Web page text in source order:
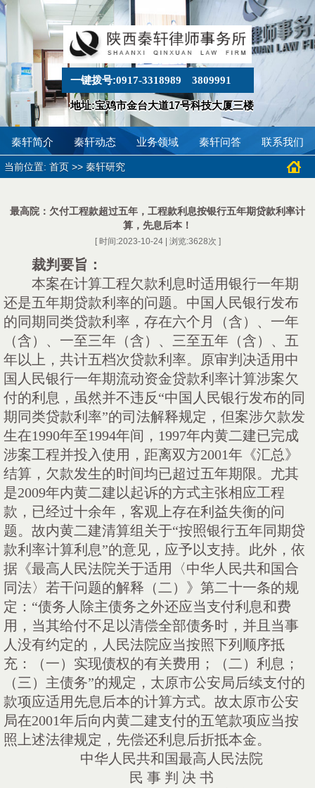
一键拨号:0917-3318989 3809991
地址:宝鸡市金台大道17号科技大厦三楼
秦轩简介 秦轩动态 业务领域 秦轩问答 联系我们
当前位置: 首页 >> 秦轩研究
最高院：欠付工程款超过五年，工程款利息按银行五年期贷款利率计
算，先息后本！
[ 时间:2023-10-24 | 浏览:3628次 ]
裁判要旨：
本案在计算工程欠款利息时适用银行一年期
还是五年期贷款利率的问题。中国人民银行发布
的同期同类贷款利率，存在六个月（含）、一年
（含）、一至三年（含）、三至五年（含）、五
年以上，共计五档次贷款利率。原审判决适用中
国人民银行一年期流动资金贷款利率计算涉案欠
付的利息，虽然并不违反“中国人民银行发布的同
期同类贷款利率”的司法解释规定，但案涉欠款发
生在1990年至1994年间， 1997年内黄二建已完成
涉案工程并投入使用，距离双方2001年《汇总》
结算，欠款发生的时间均已超过五年期限。尤其
是2009年内黄二建以起诉的方式主张相应工程
款，已经过十余年，客观上存在利益失衡的问
题。故内黄二建清算组关于“按照银行五年同期贷
款利率计算利息”的意见，应予以支持。此外，依
据《最高人民法院关于适用〈中华人民共和国合
同法〉若干问题的解释（二）》第二十一条的规
定：“债务人除主债务之外还应当支付利息和费
用，当其给付不足以清偿全部债务时，并且当事
人没有约定的，人民法院应当按照下列顺序抵
充：（一）实现债权的有关费用；（二）利息；
（三）主债务”的规定，太原市公安局后续支付的
款项应适用先息后本的计算方式。故太原市公安
局在2001年后向内黄二建支付的五笔款项应当按
照上述法律规定，先偿还利息后折抵本金。
中华人民共和国最高人民法院
民 事 判 决 书